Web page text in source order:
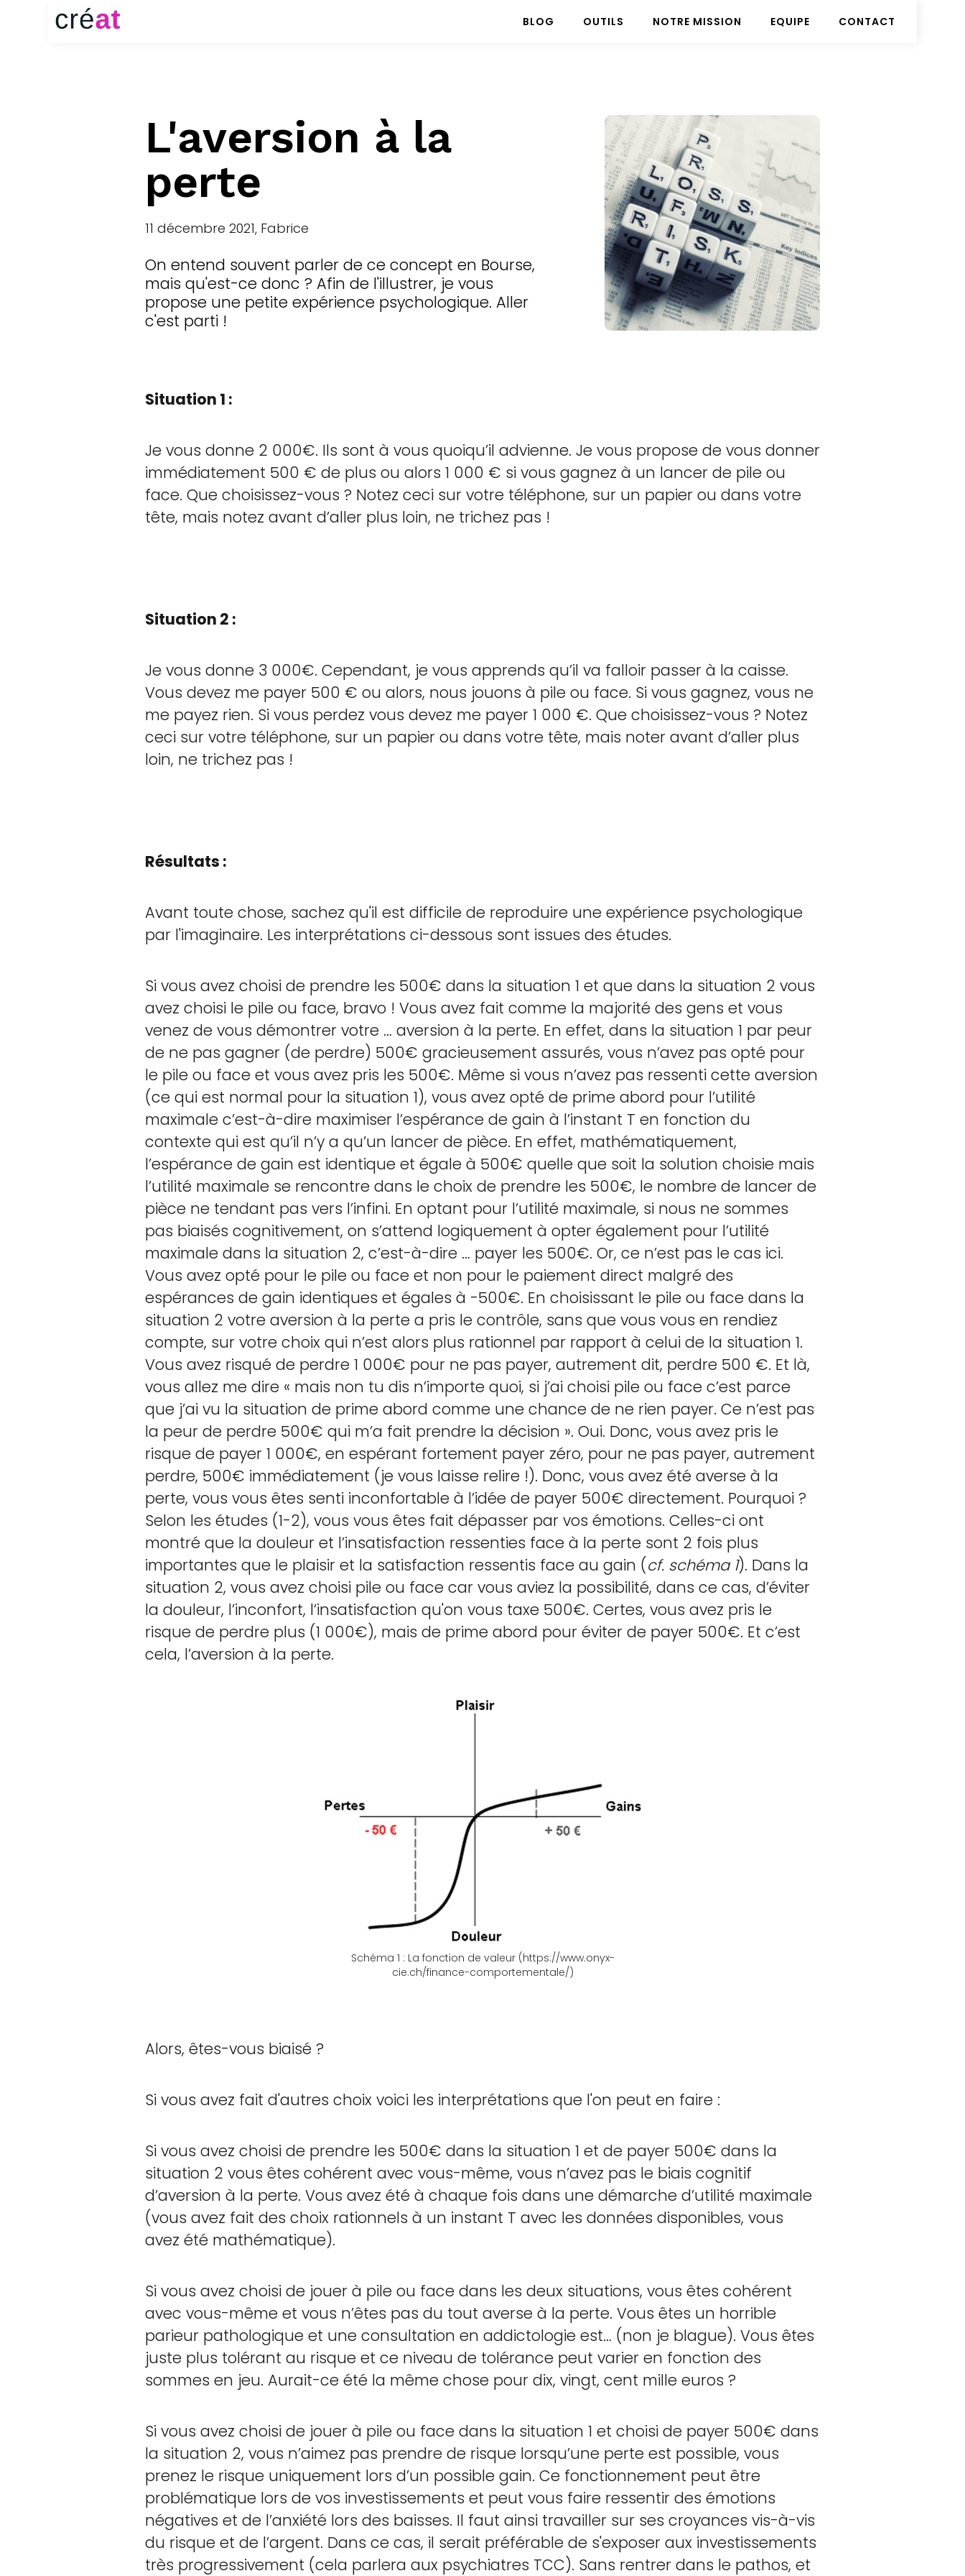
EQUIPE CONTACT
BLOG OUTILS NOTRE MISSION
L'aversion à la
perte
11 décembre 2021, Fabrice
On entend souvent parler de ce concept en Bourse,
mais qu'est-ce donc ? Afin de l'illustrer, je vous
propose une petite expérience psychologique. Aller
c'est parti !
Situation 1 :
Je vous donne 2 000€. Ils sont à vous quoiqu’il advienne. Je vous propose de vous donner
immédiatement 500 € de plus ou alors 1 000 € si vous gagnez à un lancer de pile ou
face. Que choisissez-vous ? Notez ceci sur votre téléphone, sur un papier ou dans votre
tête, mais notez avant d’aller plus loin, ne trichez pas !
Situation 2 :
Je vous donne 3 000€. Cependant, je vous apprends qu’il va falloir passer à la caisse.
Vous devez me payer 500 € ou alors, nous jouons à pile ou face. Si vous gagnez, vous ne
me payez rien. Si vous perdez vous devez me payer 1 000 €. Que choisissez-vous ? Notez
ceci sur votre téléphone, sur un papier ou dans votre tête, mais noter avant d’aller plus
loin, ne trichez pas !
Résultats :
Avant toute chose, sachez qu'il est difficile de reproduire une expérience psychologique
par l'imaginaire. Les interprétations ci-dessous sont issues des études.
Si vous avez choisi de prendre les 500€ dans la situation 1 et que dans la situation 2 vous
avez choisi le pile ou face, bravo ! Vous avez fait comme la majorité des gens et vous
venez de vous démontrer votre … aversion à la perte. En effet, dans la situation 1 par peur
de ne pas gagner (de perdre) 500€ gracieusement assurés, vous n’avez pas opté pour
le pile ou face et vous avez pris les 500€. Même si vous n’avez pas ressenti cette aversion
(ce qui est normal pour la situation 1), vous avez opté de prime abord pour l’utilité
maximale c’est-à-dire maximiser l’espérance de gain à l’instant T en fonction du
contexte qui est qu’il n’y a qu’un lancer de pièce. En effet, mathématiquement,
l’espérance de gain est identique et égale à 500€ quelle que soit la solution choisie mais
l’utilité maximale se rencontre dans le choix de prendre les 500€, le nombre de lancer de
pièce ne tendant pas vers l’infini. En optant pour l’utilité maximale, si nous ne sommes
pas biaisés cognitivement, on s’attend logiquement à opter également pour l’utilité
maximale dans la situation 2, c’est-à-dire … payer les 500€. Or, ce n’est pas le cas ici.
Vous avez opté pour le pile ou face et non pour le paiement direct malgré des
espérances de gain identiques et égales à -500€. En choisissant le pile ou face dans la
situation 2 votre aversion à la perte a pris le contrôle, sans que vous vous en rendiez
compte, sur votre choix qui n’est alors plus rationnel par rapport à celui de la situation 1.
Vous avez risqué de perdre 1 000€ pour ne pas payer, autrement dit, perdre 500 €. Et là,
vous allez me dire « mais non tu dis n’importe quoi, si j’ai choisi pile ou face c’est parce
que j’ai vu la situation de prime abord comme une chance de ne rien payer. Ce n’est pas
la peur de perdre 500€ qui m’a fait prendre la décision ». Oui. Donc, vous avez pris le
risque de payer 1 000€, en espérant fortement payer zéro, pour ne pas payer, autrement
perdre, 500€ immédiatement (je vous laisse relire !). Donc, vous avez été averse à la
perte, vous vous êtes senti inconfortable à l’idée de payer 500€ directement. Pourquoi ?
Selon les études (1-2), vous vous êtes fait dépasser par vos émotions. Celles-ci ont
montré que la douleur et l’insatisfaction ressenties face à la perte sont 2 fois plus
importantes que le plaisir et la satisfaction ressentis face au gain (cf. schéma 1). Dans la
situation 2, vous avez choisi pile ou face car vous aviez la possibilité, dans ce cas, d’éviter
la douleur, l’inconfort, l’insatisfaction qu'on vous taxe 500€. Certes, vous avez pris le
risque de perdre plus (1 000€), mais de prime abord pour éviter de payer 500€. Et c’est
cela, l’aversion à la perte.
Schéma 1 : La fonction de valeur (https://www.onyx-
cie.ch/finance-comportementale/)
Alors, êtes-vous biaisé ?
Si vous avez fait d'autres choix voici les interprétations que l'on peut en faire :
Si vous avez choisi de prendre les 500€ dans la situation 1 et de payer 500€ dans la
situation 2 vous êtes cohérent avec vous-même, vous n’avez pas le biais cognitif
d’aversion à la perte. Vous avez été à chaque fois dans une démarche d’utilité maximale
(vous avez fait des choix rationnels à un instant T avec les données disponibles, vous
avez été mathématique).
Si vous avez choisi de jouer à pile ou face dans les deux situations, vous êtes cohérent
avec vous-même et vous n’êtes pas du tout averse à la perte. Vous êtes un horrible
parieur pathologique et une consultation en addictologie est… (non je blague). Vous êtes
juste plus tolérant au risque et ce niveau de tolérance peut varier en fonction des
sommes en jeu. Aurait-ce été la même chose pour dix, vingt, cent mille euros ?
Si vous avez choisi de jouer à pile ou face dans la situation 1 et choisi de payer 500€ dans
la situation 2, vous n’aimez pas prendre de risque lorsqu’une perte est possible, vous
prenez le risque uniquement lors d’un possible gain. Ce fonctionnement peut être
problématique lors de vos investissements et peut vous faire ressentir des émotions
négatives et de l’anxiété lors des baisses. Il faut ainsi travailler sur ses croyances vis-à-vis
du risque et de l’argent. Dans ce cas, il serait préférable de s'exposer aux investissements
très progressivement (cela parlera aux psychiatres TCC). Sans rentrer dans le pathos, et